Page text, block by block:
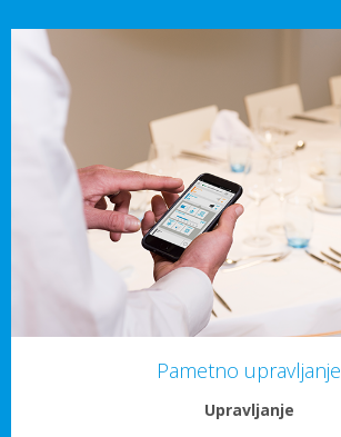
Pametno upravljanje
Upravljanje